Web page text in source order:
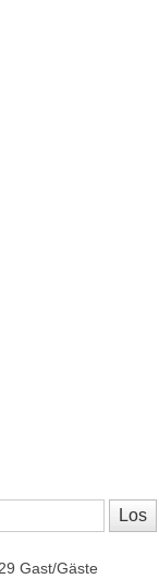
Gast/Gäste